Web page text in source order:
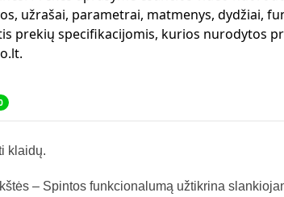
užrašai, parametrai, matmenys, dydžiai,
specifikacijomis, kurios nurodytos
klaidų.
– Spintos funkcionalumą užtikrina